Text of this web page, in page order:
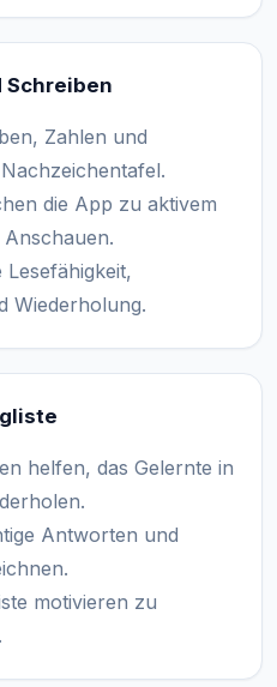
Schreiben
Zahlen und
die App zu aktivem
Wiederholung.
helfen, das Gelernte in
Antworten und
motivieren zu